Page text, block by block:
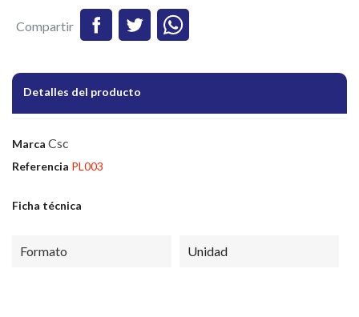
Compartir
Detalles del producto
Marca Csc
Referencia PL003
Ficha técnica
Formato Unidad